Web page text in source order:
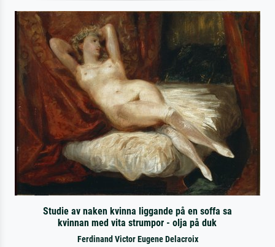
Studie av naken kvinna liggande på en soffa sa
kvinnan med vita strumpor - olja på duk
Ferdinand Victor Eugene Delacroix